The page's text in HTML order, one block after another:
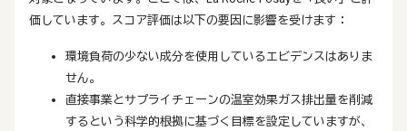
価しています。スコア評価は以下の要因に影響を受けます：
環境負荷の少ない成分を使用しているエビデンスはありま
せん。
直接事業とサプライチェーンの温室効果ガス排出量を削減
するという科学的根拠に基づく目標を設定していますが、